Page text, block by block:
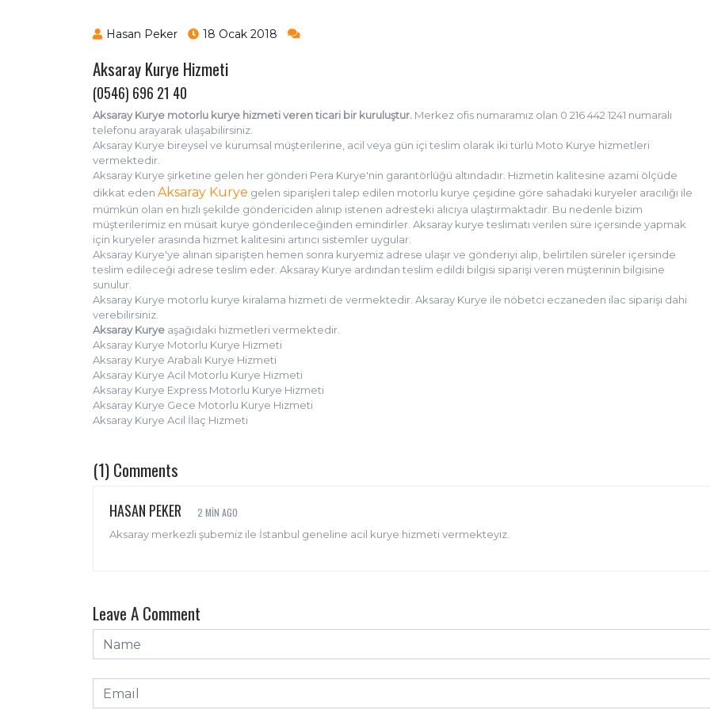
Hasan Peker 18 Ocak 2018
Aksaray Kurye Hizmeti
(0546) 696 21 40
Aksaray Kurye motorlu kurye hizmeti veren ticari bir kuruluştur. Merkez ofis numaramız olan 0 216 442 1241 numaralı
telefonu arayarak ulaşabilirsiniz.
Aksaray Kurye bireysel ve kurumsal müşterilerine, acil veya gün içi teslim olarak iki türlü Moto Kurye hizmetleri
vermektedir.
Aksaray Kurye şirketine gelen her gönderi Pera Kurye'nin garantörlüğü altındadır. Hizmetin kalitesine azami ölçüde
dikkat eden Aksaray Kurye gelen siparişleri talep edilen motorlu kurye çeşidine göre sahadaki kuryeler aracılığı ile
mümkün olan en hızlı şekilde göndericiden alınıp istenen adresteki alıcıya ulaştırmaktadır. Bu nedenle bizim
müşterilerimiz en müsait kurye gönderileceğinden emindirler. Aksaray kurye teslimatı verilen süre içersinde yapmak
için kuryeler arasında hizmet kalitesini artırıcı sistemler uygular.
Aksaray Kurye'ye alınan siparişten hemen sonra kuryemiz adrese ulaşır ve gönderiyi alıp, belirtilen süreler içersinde
teslim edileceği adrese teslim eder. Aksaray Kurye ardından teslim edildi bilgisi siparişi veren müşterinin bilgisine
sunulur.
Aksaray Kurye motorlu kurye kiralama hizmeti de vermektedir. Aksaray Kurye ile nöbetci eczaneden ilac siparişi dahi
verebilirsiniz.
Aksaray Kurye aşağıdaki hizmetleri vermektedir.
Aksaray Kurye Motorlu Kurye Hizmeti
Aksaray Kurye Arabalı Kurye Hizmeti
Aksaray Kurye Acil Motorlu Kurye Hizmeti
Aksaray Kurye Express Motorlu Kurye Hizmeti
Aksaray Kurye Gece Motorlu Kurye Hizmeti
Aksaray Kurye Acil İlaç Hizmeti
(1) Comments
HASAN PEKER 2 MIN AGO
Aksaray merkezli şubemiz ile İstanbul geneline acil kurye hizmeti vermekteyiz.
Leave A Comment